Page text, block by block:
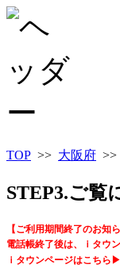
TOP >> 大阪府
STEP3.ご覧
【ご利用期間終了のお知
電話帳終了後は、ｉタウ
ｉタウンページはこちら▶